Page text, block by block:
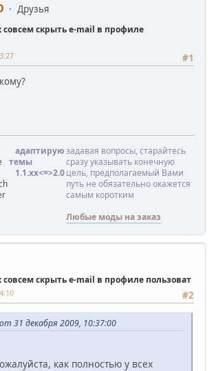
Друзья
совсем скрыть e-mail в профиле
#1
адаптирую
темы
1.1.хx<=>2.0
задавая вопросы, старайтесь
сразу указывать конечную
цель, предполагаемый Вами
путь не обязательно окажется
самым коротким
Любые моды на заказ
совсем скрыть e-mail в профиле пользоват
#2
31 декабря 2009, 10:37:00
как полностью у всех